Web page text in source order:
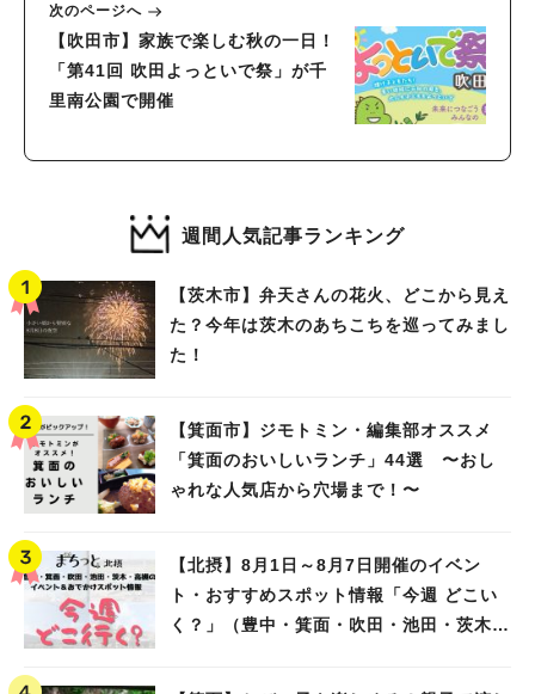
次のページへ
【吹田市】家族で楽しむ秋の一日！
「第41回 吹田よっといで祭」が千
里南公園で開催
週間人気記事ランキング
【茨木市】弁天さんの花火、どこから見え
た？今年は茨木のあちこちを巡ってみまし
た！
【箕面市】ジモトミン・編集部オススメ
「箕面のおいしいランチ」44選 〜おし
ゃれな人気店から穴場まで！〜
【北摂】8月1日～8月7日開催のイベン
ト・おすすめスポット情報「今週 どこい
く？」（豊中・箕面・吹田・池田・茨木・